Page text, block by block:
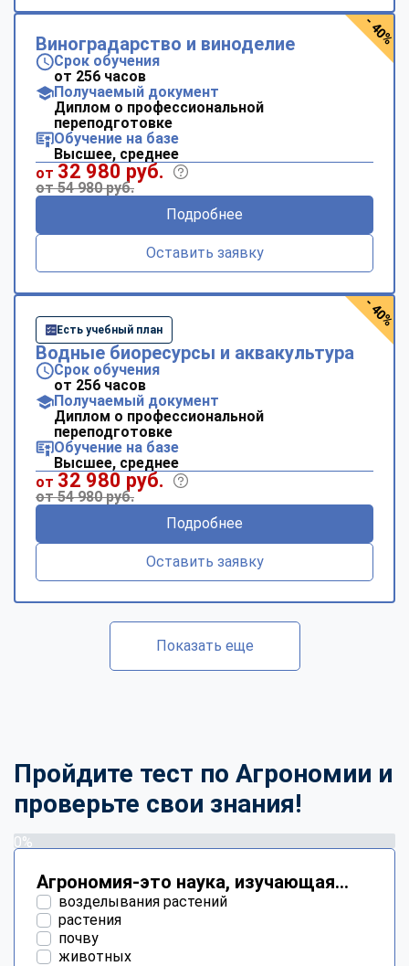
Виноградарство и виноделие
Срок обучения
от 256 часов
Получаемый документ
Диплом о профессиональной
переподготовке
Обучение на базе
Высшее, среднее
от 32 980 руб.
от 54 980 руб.
Подробнее
Оставить заявку
- 40%
Есть учебный план
Водные биоресурсы и аквакультура
Срок обучения
от 256 часов
Получаемый документ
Диплом о профессиональной
переподготовке
Обучение на базе
Высшее, среднее
от 32 980 руб.
от 54 980 руб.
Подробнее
Оставить заявку
- 40%
Показать еще
Пройдите тест по Агрономии и
проверьте свои знания!
0%
Агрономия-это наука, изучающая...
возделывания растений
растения
почву
животных